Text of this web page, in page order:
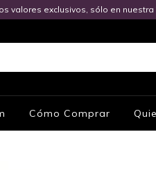
valores exclusivos, sólo en
Cómo Comprar